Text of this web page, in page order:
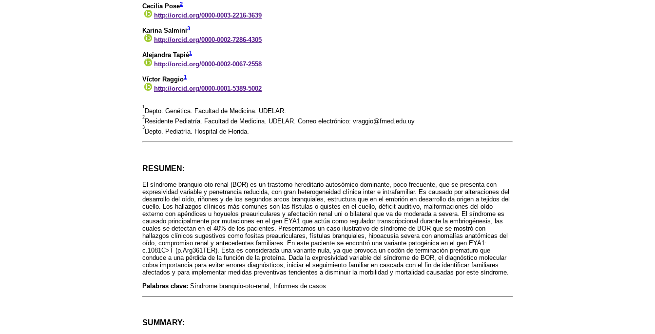
Cecilia Pose2
http://orcid.org/0000-0003-2216-3639
Karina Salmini3
http://orcid.org/0000-0002-7286-4305
Alejandra Tapié1
http://orcid.org/0000-0002-0067-2558
Víctor Raggio1
http://orcid.org/0000-0001-5389-5002
1
Depto. Genética. Facultad de Medicina. UDELAR.
2
Residente Pediatría. Facultad de Medicina. UDELAR. Correo electrónico: vraggio@fmed.edu.uy
3
Depto. Pediatría. Hospital de Florida.
RESUMEN:
El síndrome branquio-oto-renal (BOR) es un trastorno hereditario autosómico dominante, poco frecuente, que se presenta con
expresividad variable y penetrancia reducida, con gran heterogeneidad clínica inter e intrafamiliar. Es causado por alteraciones del
desarrollo del oído, riñones y de los segundos arcos branquiales, estructura que en el embrión en desarrollo da origen a tejidos del
cuello. Los hallazgos clínicos más comunes son las fístulas o quistes en el cuello, déficit auditivo, malformaciones del oído
externo con apéndices u hoyuelos preauriculares y afectación renal uni o bilateral que va de moderada a severa. El síndrome es
causado principalmente por mutaciones en el gen EYA1 que actúa como regulador transcripcional durante la embriogénesis, las
cuales se detectan en el 40% de los pacientes. Presentamos un caso ilustrativo de síndrome de BOR que se mostró con
hallazgos clínicos sugestivos como fositas preauriculares, fístulas branquiales, hipoacusia severa con anomalías anatómicas del
oído, compromiso renal y antecedentes familiares. En este paciente se encontró una variante patogénica en el gen EYA1:
c.1081C>T (p.Arg361TER). Esta es considerada una variante nula, ya que provoca un codón de terminación prematuro que
conduce a una pérdida de la función de la proteína. Dada la expresividad variable del síndrome de BOR, el diagnóstico molecular
cobra importancia para evitar errores diagnósticos, iniciar el seguimiento familiar en cascada con el fin de identificar familiares
afectados y para implementar medidas preventivas tendientes a disminuir la morbilidad y mortalidad causadas por este síndrome.
Palabras clave: Síndrome branquio-oto-renal; Informes de casos
SUMMARY: